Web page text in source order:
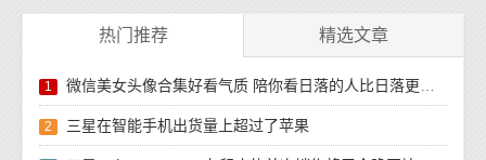
热门推荐 精选文章
1 微信美女头像合集好看气质 陪你看日落的人比日落更浪漫
2 三星在智能手机出货量上超过了苹果